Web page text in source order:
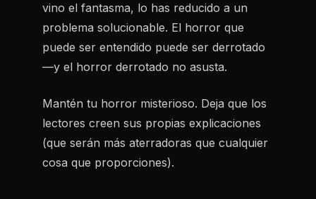
vino el fantasma, lo has reducido a un
problema solucionable. El horror que
puede ser entendido puede ser derrotado
—y el horror derrotado no asusta.
Mantén tu horror misterioso. Deja que los
lectores creen sus propias explicaciones
(que serán más aterradoras que cualquier
cosa que proporciones).